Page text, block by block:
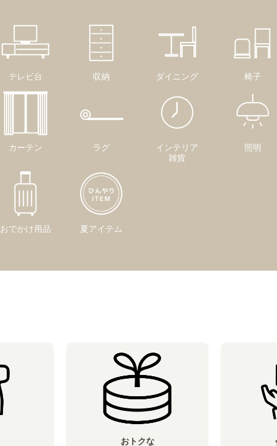
テレビ台 収納 ダイニング 椅子
カーテン ラグ
インテリア
雑貨
照明
おでかけ用品 夏アイテム
おトクな